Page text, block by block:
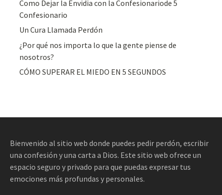
Como Dejar la Envidia con la Confesionariode 5
Confesionario
Un Cura Llamada Perdón
¿Por qué nos importa lo que la gente piense de
nosotros?
CÓMO SUPERAR EL MIEDO EN 5 SEGUNDOS
Bienvenido al sitio web donde puedes pedir perdón, escribir
una confesión y una carta a Dios. Este sitio web ofrece un
espacio seguro y privado para que puedas expresar tus
emociones más profundas y personales.